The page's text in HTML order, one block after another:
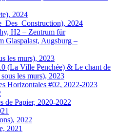
2024
2024
H2 – Zentrum für
Glaspalast, Augsburg –
les murs), 2023
(La Ville Penchée) & Le chant de
les murs), 2023
Horizontales #02, 2022-2023
de Papier, 2020-2022
2022
2021